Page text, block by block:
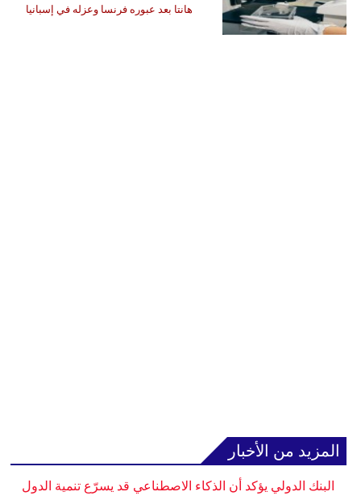
هانتا بعد عبوره فرنسا وعزله في إسبانيا
المزيد من الأخبار
البنك الدولي يؤكد أن الذكاء الاصطناعي قد يسرّع تنمية الدول